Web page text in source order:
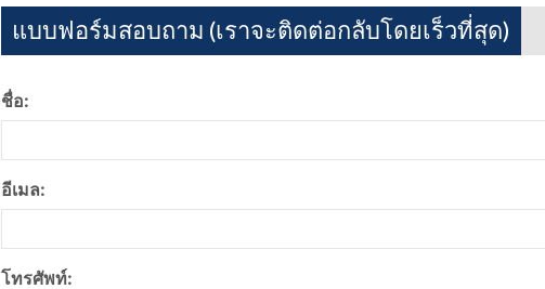
แบบฟอร์มสอบถาม (เราจะติดต่อกลับโดยเร็วที่สุด)
ชื่อ:
อีเมล:
โทรศัพท์: